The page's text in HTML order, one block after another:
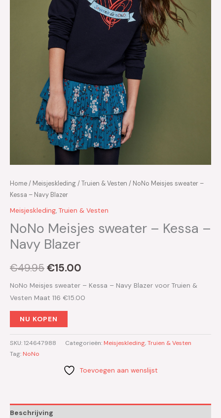
Home/ Meisjeskleding/Truien & Vesten / NoNo Meisjes sweater –
Kessa – Navy Blazer
Meisjeskleding, Truien & Vesten
NoNo Meisjes sweater – Kessa –
Navy Blazer
€49.95€15.00
NoNo Meisjes sweater – Kessa – Navy Blazer voor Truien &
Vesten Maat 116 €15.00
NU KOPEN
SKU:124647988 Categorieën: Meisjeskleding,Truien & Vesten
Tag: NoNo
Toevoegen aan wenslijst
Beschrijving